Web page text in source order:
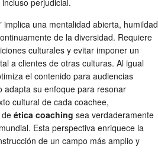
una mentalidad abierta, humildad
de la diversidad. Requiere
culturales y evitar imponer un
a clientes de otras culturas. Al igual
el contenido para audiencias
adapta su enfoque para resonar
cultural de cada coachee,
ética coaching sea verdaderamente
Esta perspectiva enriquece la
de un campo más amplio y